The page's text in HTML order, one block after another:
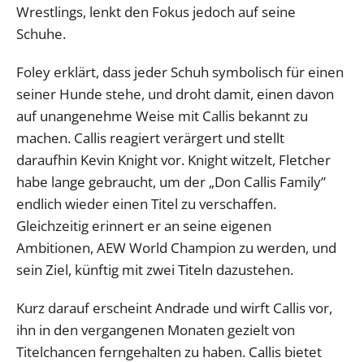
Wrestlings, lenkt den Fokus jedoch auf seine
Schuhe.
Foley erklärt, dass jeder Schuh symbolisch für einen
seiner Hunde stehe, und droht damit, einen davon
auf unangenehme Weise mit Callis bekannt zu
machen. Callis reagiert verärgert und stellt
daraufhin Kevin Knight vor. Knight witzelt, Fletcher
habe lange gebraucht, um der „Don Callis Family”
endlich wieder einen Titel zu verschaffen.
Gleichzeitig erinnert er an seine eigenen
Ambitionen, AEW World Champion zu werden, und
sein Ziel, künftig mit zwei Titeln dazustehen.
Kurz darauf erscheint Andrade und wirft Callis vor,
ihn in den vergangenen Monaten gezielt von
Titelchancen ferngehalten zu haben. Callis bietet